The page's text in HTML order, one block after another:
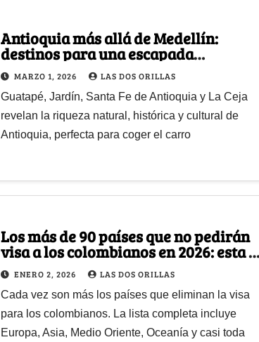
Antioquia más allá de Medellín:
destinos para una escapada
inolvidable
MARZO 1, 2026 LAS DOS ORILLAS
Guatapé, Jardín, Santa Fe de Antioquia y La Ceja
revelan la riqueza natural, histórica y cultural de
Antioquia, perfecta para coger el carro
Los más de 90 países que no pedirán
visa a los colombianos en 2026: esta es
la lista completa actualizada
ENERO 2, 2026 LAS DOS ORILLAS
Cada vez son más los países que eliminan la visa
para los colombianos. La lista completa incluye
Europa, Asia, Medio Oriente, Oceanía y casi toda